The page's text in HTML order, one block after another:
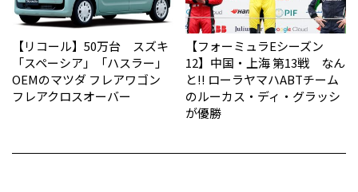
【リコール】50万台 スズキ
「スペーシア」「ハスラー」
OEMのマツダ フレアワゴン
フレアクロスオーバー
【フォーミュラEシーズン
12】中国・上海 第13戦 なん
と!! ローラヤマハABTチーム
のルーカス・ディ・グラッシ
が優勝